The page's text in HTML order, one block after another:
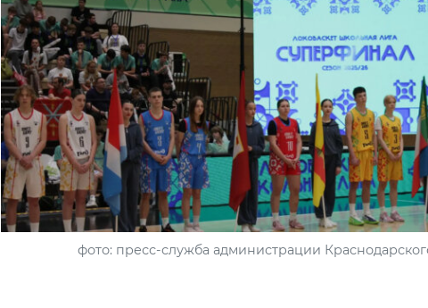
фото: пресс-служба администрации